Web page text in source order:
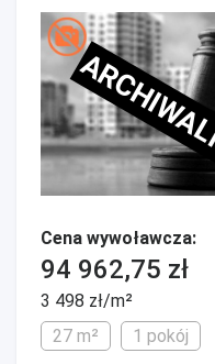
Cena wywoławcza:
94 962,75 zł
3 498 zł/m²
27 m²
1 pokój